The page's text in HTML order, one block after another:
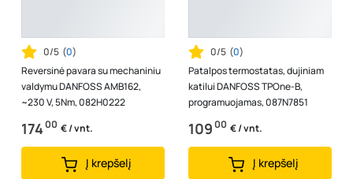
0/5 (0)
Reversinė pavara su mechaniniu
valdymu DANFOSS AMB162,
~230 V, 5Nm, 082H0222
17400 € / vnt.
Į krepšelį
0/5 (0)
Patalpos termostatas, dujiniam
katilui DANFOSS TPOne-B,
programuojamas, 087N7851
10900 € / vnt.
Į krepšelį